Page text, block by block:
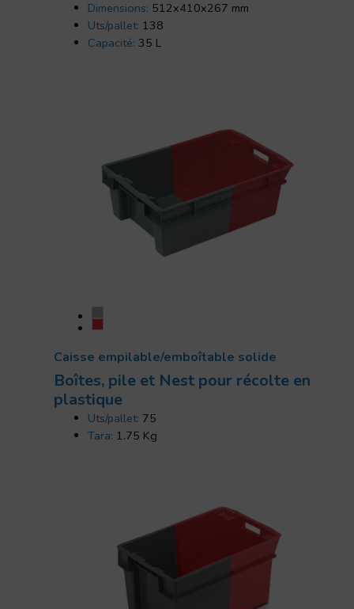
Dimensions: 512x410x267 mm
Uts/pallet: 138
Capacité: 35 L
Caisse empilable/emboîtable solide
Boîtes, pile et Nest pour récolte en
plastique
Uts/pallet: 75
Tara: 1.75 Kg